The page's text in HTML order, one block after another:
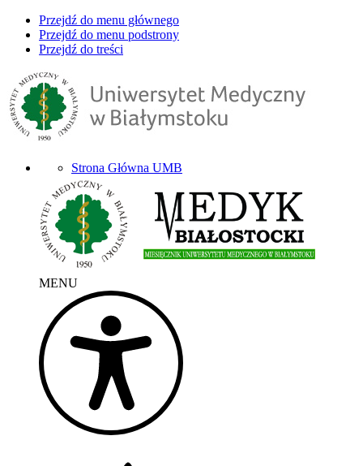
Przejdź do menu głównego
Przejdź do menu podstrony
Przejdź do treści
Strona Główna UMB
MENU